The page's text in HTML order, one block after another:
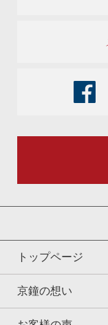
トップページ
京鐘の想い